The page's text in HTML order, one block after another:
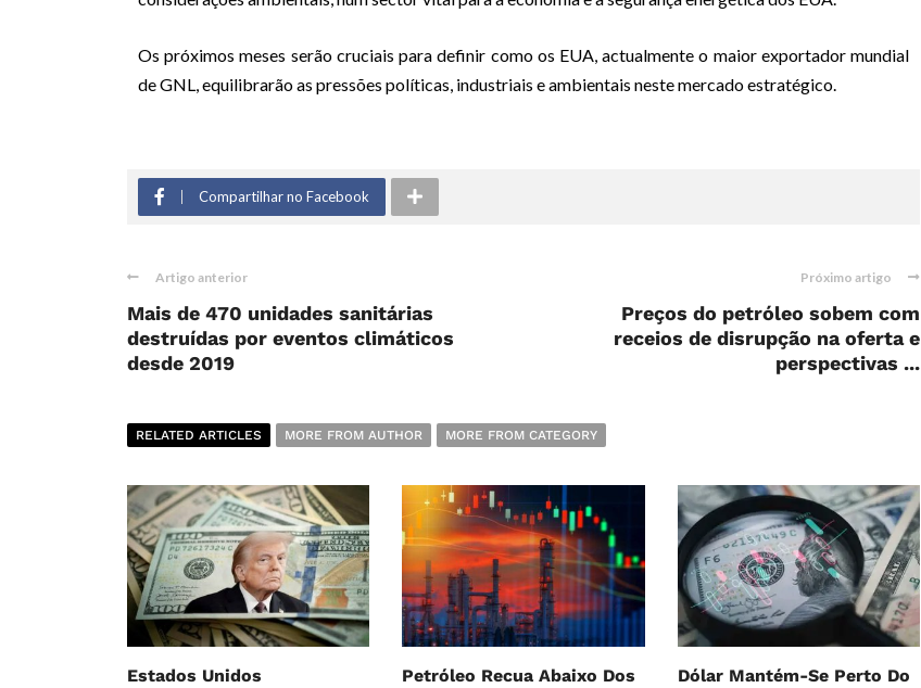
Os próximos meses serão cruciais para definir como os EUA, actualmente o maior exportador mundial
de GNL, equilibrarão as pressões políticas, industriais e ambientais neste mercado estratégico.
Compartilhar no Facebook
Artigo anterior
Mais de 470 unidades sanitárias
destruídas por eventos climáticos
desde 2019
Próximo artigo
Preços do petróleo sobem com
receios de disrupção na oferta e
perspectivas ...
RELATED ARTICLES MORE FROM AUTHOR MORE FROM CATEGORY
Estados Unidos
Petróleo Recua Abaixo Dos
Dólar Mantém-Se Perto Do